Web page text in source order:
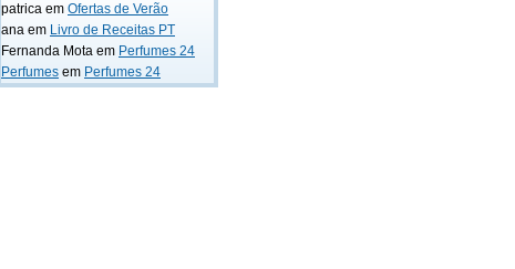
patrica em Ofertas de Verão
ana em Livro de Receitas PT
Fernanda Mota em Perfumes 24
Perfumes em Perfumes 24